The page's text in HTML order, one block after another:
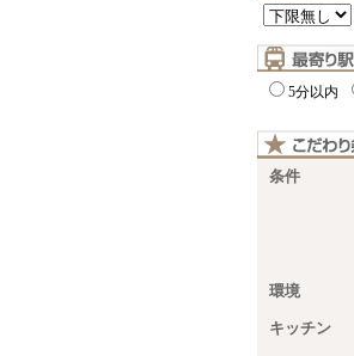
5分以内
条件
環境
キッチン